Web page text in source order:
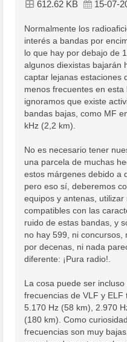
612.62 KB 15-07-
Normalmente los
interés a bandas por
lo que hay por debajo de
algunos diexistas bajarán
captar lejanas estaciones
menos frecuentes en
ignoramos que existe
bandas bajas, como MF
kHz (2,2 km).
No es necesario tener
una parcela de muchas
estos márgenes debido a
pero eso sí, deberemos
equipos y antenas,
compatibles con las
ruido de estas bandas, y
no hay 599, ni concursos,
por decenas, ni nada
diferente: ¡Pura radio!.
La cosa puede ser
frecuencias de VLF y ELF
5.170 Hz (58 km), 2.970
(180 km). Como
frecuencias son muy